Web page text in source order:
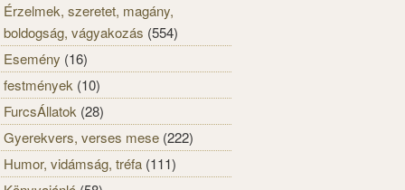
Érzelmek, szeretet, magány,
boldogság, vágyakozás (554)
Esemény (16)
festmények (10)
FurcsÁllatok (28)
Gyerekvers, verses mese (222)
Humor, vidámság, tréfa (111)